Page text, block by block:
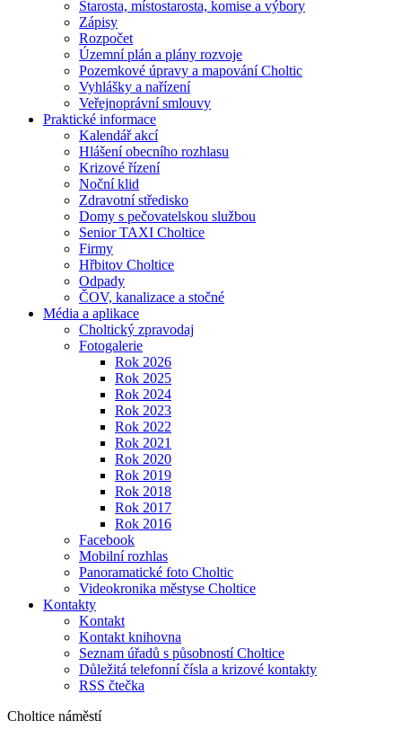
Starosta, místostarosta, komise a výbory
Zápisy
Rozpočet
Územní plán a plány rozvoje
Pozemkové úpravy a mapování Choltic
Vyhlášky a nařízení
Veřejnoprávní smlouvy
Praktické informace
Kalendář akcí
Hlášení obecního rozhlasu
Krizové řízení
Noční klid
Zdravotní středisko
Domy s pečovatelskou službou
Senior TAXI Choltice
Firmy
Hřbitov Choltice
Odpady
ČOV, kanalizace a stočné
Média a aplikace
Choltický zpravodaj
Fotogalerie
Rok 2026
Rok 2025
Rok 2024
Rok 2023
Rok 2022
Rok 2021
Rok 2020
Rok 2019
Rok 2018
Rok 2017
Rok 2016
Facebook
Mobilní rozhlas
Panoramatické foto Choltic
Videokronika městyse Choltice
Kontakty
Kontakt
Kontakt knihovna
Seznam úřadů s působností Choltice
Důležitá telefonní čísla a krizové kontakty
RSS čtečka
Choltice náměstí